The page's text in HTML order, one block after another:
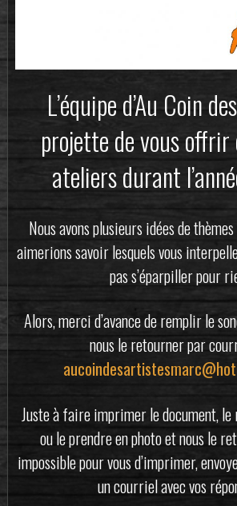
L’équipe d’Au Coin
projette de vous
ateliers durant
Nous avons plusieurs idées de
aimerions savoir lesquels vous
pas s’éparpiller pour
Alors, merci d’avance de remplir le
nous le retourner par
Juste à faire imprimer le document,
ou le prendre en photo et nous le
impossible pour vous d’imprimer,
un courriel avec vos